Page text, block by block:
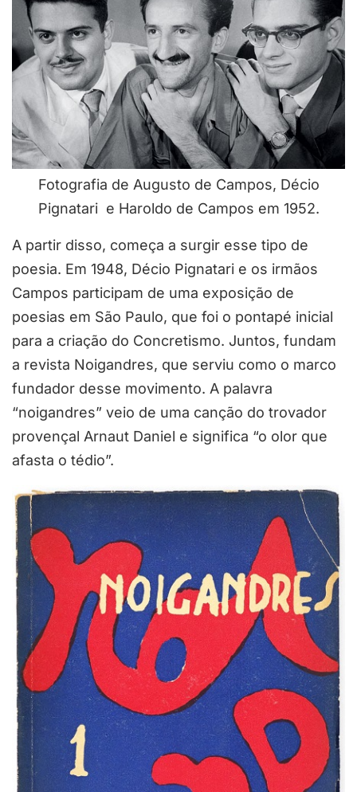
Fotografia de Augusto de Campos, Décio
Pignatarie Haroldo de Campos em 1952.
A partir disso, começa a surgir esse tipo de
poesia. Em 1948, Décio Pignatari e os irmãos
Campos participam de uma exposição de
poesias em São Paulo, que foi o pontapé inicial
para a criação do Concretismo. Juntos, fundam
a revista Noigandres, que serviu como o marco
fundador desse movimento. A palavra
“noigandres” veio de uma canção do trovador
provençal Arnaut Daniel e significa “o olor que
afasta o tédio”.